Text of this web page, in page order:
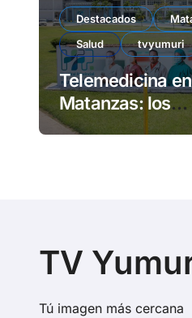
Destacados
Salud
tvyumuri
Telemedicina en
Matanzas: los
beneficios de una
TV
Tú imagen más cercana